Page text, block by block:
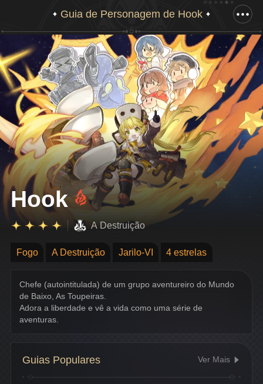
Guia de Personagem de Hook
Arraste para baixo para ver a ilustração completa
Hook
A Destruição
Fogo A Destruição Jarilo-VI 4 estrelas
Chefe (autointitulada) de um grupo aventureiro do Mundo
de Baixo, As Toupeiras.
Adora a liberdade e vê a vida como uma série de
aventuras.
Guias Populares Ver Mais